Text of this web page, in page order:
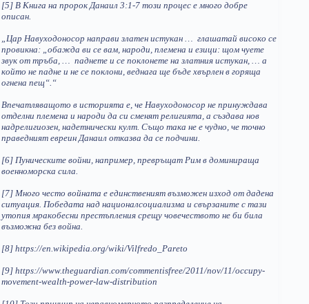
[5] В Книга на пророк Данаил 3:1-7 този процес е много добре
описан.
„Цар Навуходоносор направи златен истукан … глашатай високо се
провикна: „обажда ви се вам, народи, племена и езици: щом чуете
звук от тръба, … паднете и се поклонете на златния истукан, … а
който не падне и не се поклони, веднага ще бъде хвърлен в горяща
огнена пещ“.“
Впечатляващото в историята е, че Навуходоносор не принуждава
отделни племена и народи да си сменят религията, а създава нов
надрелигиозен, надетнически култ. Също така не е чудно, че точно
праведният евреин Данаил отказва да се подчини.
[6] Пуническите войни, например, превръщат Рим в доминираща
военноморска сила.
[7] Много често войната е единственият възможен изход от дадена
ситуация. Победата над националсоциализма и свързаните с тази
утопия мракобесни престъпления срещу човечеството не би била
възможна без война.
[8] https://en.wikipedia.org/wiki/Vilfredo_Pareto
[9] https://www.theguardian.com/commentisfree/2011/nov/11/occupy-
movement-wealth-power-law-distribution